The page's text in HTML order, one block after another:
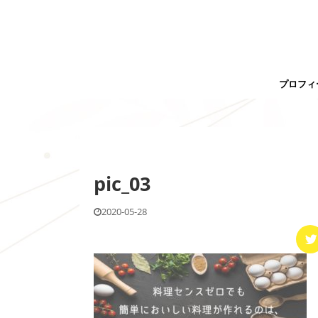
プロフ
pic_03
2020-05-28